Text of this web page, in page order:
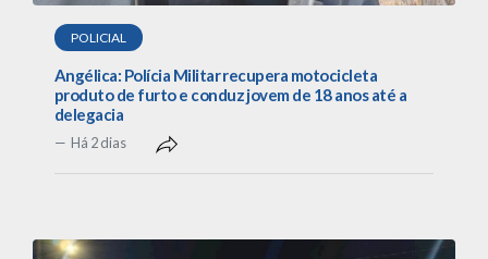
POLICIAL
Angélica: Polícia Militar recupera motocicleta
produto de furto e conduz jovem de 18 anos até a
delegacia
Há 2 dias